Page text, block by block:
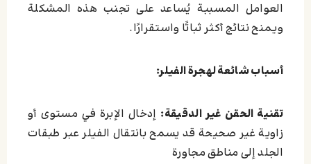
العوامل المسببة يُساعد على تجنب هذه المشكلة
ويمنح نتائج أكثر ثباتًا واستقرارًا.
أسباب شائعة لهجرة الفيلر:
تقنية الحقن غير الدقيقة: إدخال الإبرة في مستوى أو
زاوية غير صحيحة قد يسمح بانتقال الفيلر عبر طبقات
الجلد إلى مناطق مجاورة